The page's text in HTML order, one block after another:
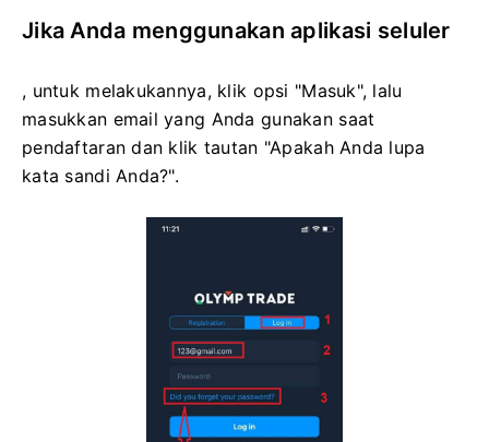
Jika Anda menggunakan aplikasi seluler
, untuk melakukannya, klik opsi "Masuk", lalu
masukkan email yang Anda gunakan saat
pendaftaran dan klik tautan "Apakah Anda lupa
kata sandi Anda?".